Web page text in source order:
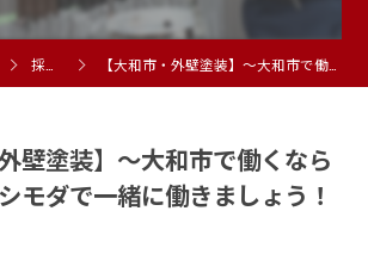
採用ブログ 【大和市・外壁塗装】～大和市で働くなら～株式会社シモダで一緒に働きましょう！
壁塗装】～大和市で働くなら
モダで一緒に働きましょう！